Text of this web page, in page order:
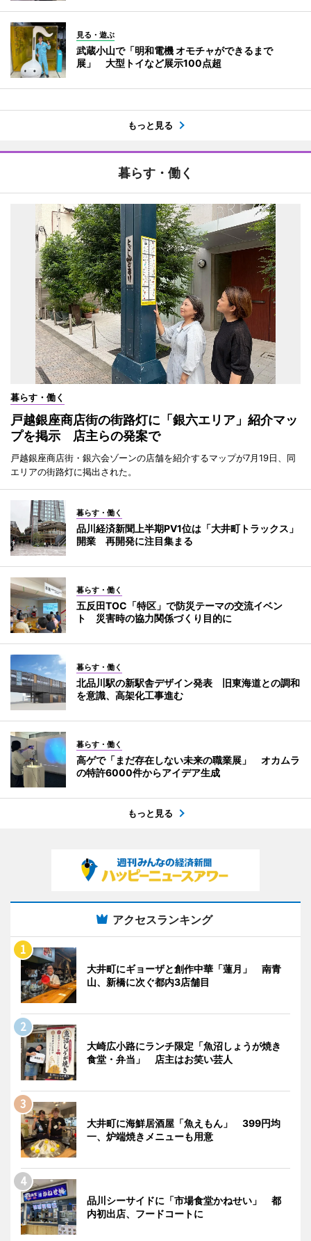
見る・遊ぶ
武蔵小山で「明和電機 オモチャができるまで
展」 大型トイなど展示100点超
もっと見る
暮らす・働く
暮らす・働く
戸越銀座商店街の街路灯に「銀六エリア」紹介マッ
プを掲示 店主らの発案で
戸越銀座商店街・銀六会ゾーンの店舗を紹介するマップが7月19日、同
エリアの街路灯に掲出された。
暮らす・働く
品川経済新聞上半期PV1位は「大井町トラックス」
開業 再開発に注目集まる
暮らす・働く
五反田TOC「特区」で防災テーマの交流イベン
ト 災害時の協力関係づくり目的に
暮らす・働く
北品川駅の新駅舎デザイン発表 旧東海道との調和
を意識、高架化工事進む
暮らす・働く
高ゲで「まだ存在しない未来の職業展」 オカムラ
の特許6000件からアイデア生成
もっと見る
アクセスランキング
大井町にギョーザと創作中華「蓮月」 南青
山、新橋に次ぐ都内3店舗目
大崎広小路にランチ限定「魚沼しょうが焼き
食堂・弁当」 店主はお笑い芸人
大井町に海鮮居酒屋「魚えもん」 399円均
一、炉端焼きメニューも用意
品川シーサイドに「市場食堂かねせい」 都
内初出店、フードコートに